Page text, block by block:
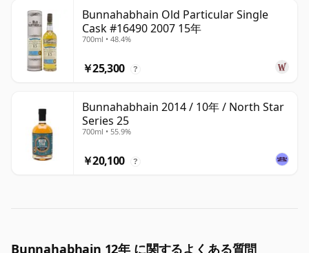
Bunnahabhain Old Particular Single
Cask #16490 2007 15年
700ml • 48.4%
￥25,300 ?
Bunnahabhain 2014 / 10年 / North Star
Series 25
700ml • 55.9%
￥20,100 ?
Bunnahabhain 12年 に関するよくある質問